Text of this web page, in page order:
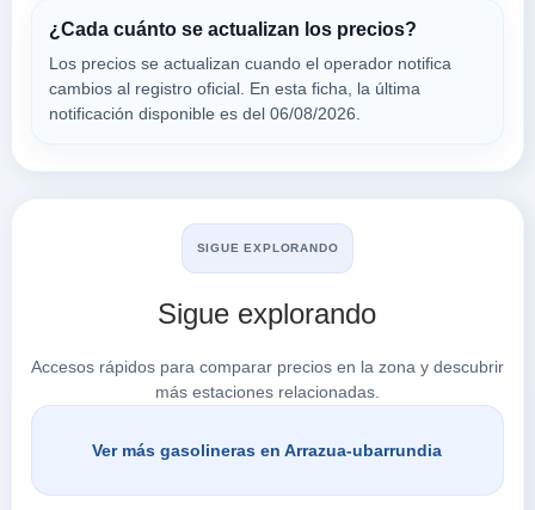
CEPSA
a 5.61 Km
Calle Venta De La Estrella, 3
VITORIA-GASTEIZ,
VER PRECIOS
Buscar en Arrazua-Ubarrundia
¿Cada cuánto se actualizan los precios?
Los precios se actualizan cuando el operador notifica
cambios al registro oficial. En esta ficha, la última
notificación disponible es del 06/08/2026.
SIGUE EXPLORANDO
Sigue explorando
Accesos rápidos para comparar precios en la zona y descubrir
más estaciones relacionadas.
Ver más gasolineras en Arrazua-ubarrundia